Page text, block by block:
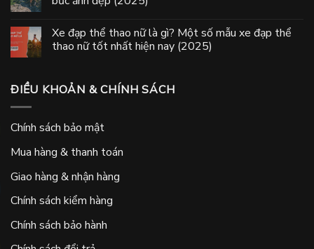
Xe đạp thể thao nữ là gì? Một số mẫu xe đạp thể
thao nữ tốt nhất hiện nay (2025)
ĐIỀU KHOẢN & CHÍNH SÁCH
Chính sách bảo mật
Mua hàng & thanh toán
Giao hàng & nhận hàng
Chính sách kiểm hàng
Chính sách bảo hành